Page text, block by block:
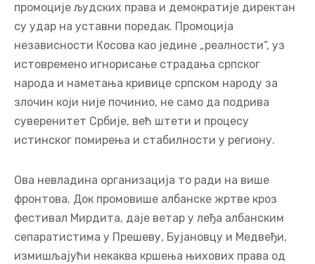
промоције људских права и демократије директан
су удар на уставни поредак. Промоција
независности Косова као једине „реалности“, уз
истовремено игнорисање страдања српског
народа и наметања кривице српском народу за
злочин који није починио, не само да подрива
суверенитет Србије, већ штети и процесу
истинског помирења и стабилности у региону.
Ова невладина организација то ради на више
фронтова. Док промовише албанске жртве кроз
фестивал Мирдита, даје ветар у леђа албанским
сепаратистима у Прешеву, Бујановцу и Медвеђи,
измишљајући некаква кршења њихових права од